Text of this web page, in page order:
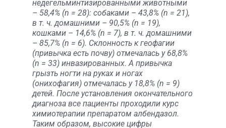
недегельминтизированными животными
– 58,4% (n = 28): собаками – 43,8% (n = 21),
в т. ч. домашними – 90,5% (n = 19),
кошками – 14,6% (n = 7), в т. ч. домашними
– 85,7% (n = 6). Склонность к геофагии
(привычка есть почву) отмечалась у 68,8%
(n = 33) инвазированных. А привычка
грызть ногти на руках и ногах
(онихофагия) отмечалась у 18,8% (n = 9)
детей. После установления окончательного
диагноза все пациенты проходили курс
химиотерапии препаратом албендазол.
Таким образом, высокие цифры